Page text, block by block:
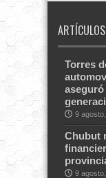
Torres
aseguró
9
Chubut
9